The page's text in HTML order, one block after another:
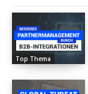
Top Thema